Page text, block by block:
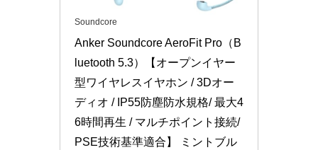
Soundcore
Anker Soundcore AeroFit Pro（B
luetooth 5.3）【オープンイヤー
型ワイヤレスイヤホン / 3Dオー
ディオ / IP55防塵防水規格/ 最大4
6時間再生 / マルチポイント接続/
PSE技術基準適合】 ミントブル